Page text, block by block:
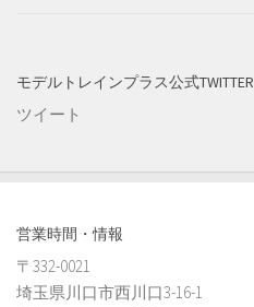
モデルトレインプラス公式TWITTER
ツイート
営業時間・情報
〒332-0021
埼玉県川口市西川口3-16-1